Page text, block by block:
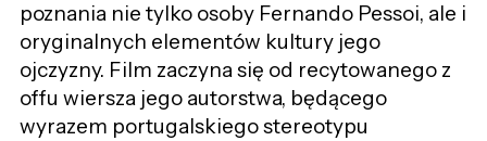
poznania nie tylko osoby Fernando Pessoi, ale i
oryginalnych elementów kultury jego
ojczyzny. Film zaczyna się od recytowanego z
offu wiersza jego autorstwa, będącego
wyrazem portugalskiego stereotypu